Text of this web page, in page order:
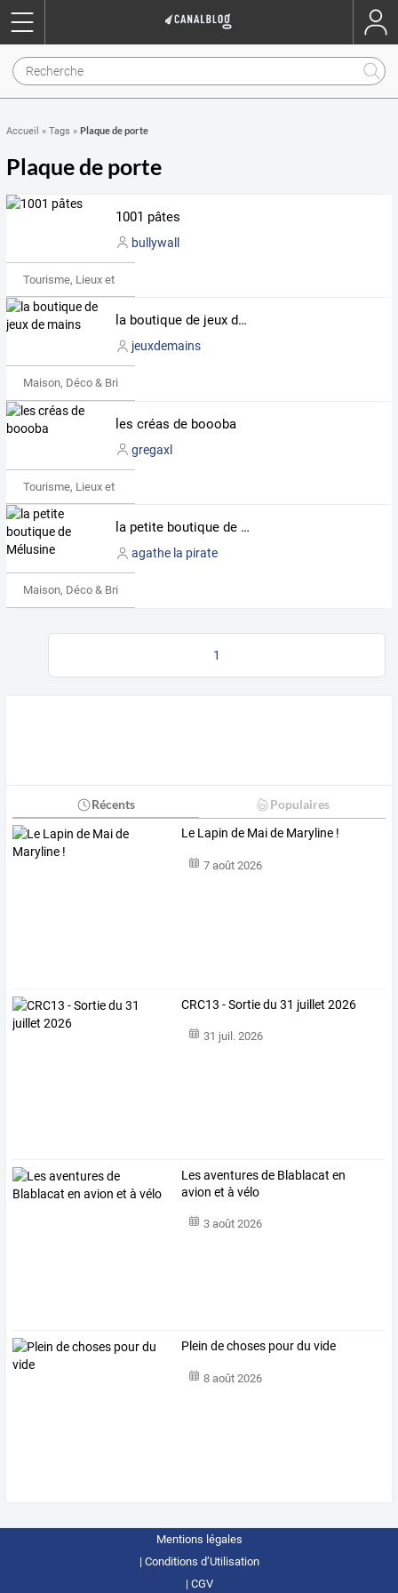
Accueil » Tags » Plaque de porte
Plaque de porte
1001 pâtes
bullywall
Tourisme, Lieux et Événements
la boutique de jeux de mains
jeuxdemains
Maison, Déco & Bricolage
les créas de boooba
gregaxl
Tourisme, Lieux et Événements
la petite boutique de Mélusine
agathe la pirate
Maison, Déco & Bricolage
1
Récents Populaires
Le Lapin de Mai de Maryline !
7 août 2026
CRC13 - Sortie du 31 juillet 2026
31 juil. 2026
Les aventures de Blablacat en
avion et à vélo
3 août 2026
Plein de choses pour du vide
8 août 2026
Mentions légales
Conditions d’Utilisation
CGV